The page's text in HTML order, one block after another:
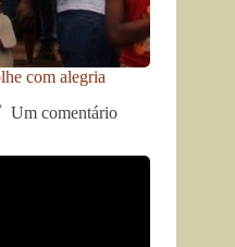
com alegria
Um comentário